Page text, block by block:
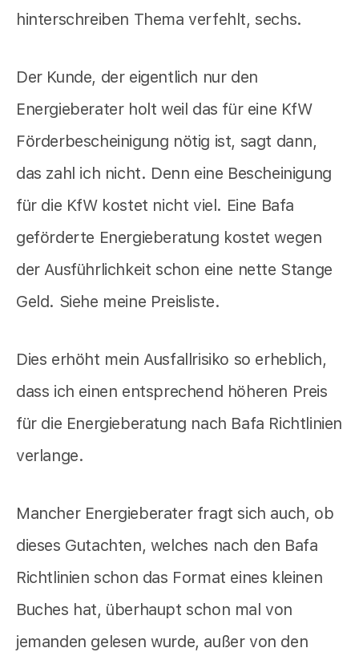
hinterschreiben Thema verfehlt, sechs.
Der Kunde, der eigentlich nur den
Energieberater holt weil das für eine KfW
Förderbescheinigung nötig ist, sagt dann,
das zahl ich nicht. Denn eine Bescheinigung
für die KfW kostet nicht viel. Eine Bafa
geförderte Energieberatung kostet wegen
der Ausführlichkeit schon eine nette Stange
Geld. Siehe meine Preisliste.
Dies erhöht mein Ausfallrisiko so erheblich,
dass ich einen entsprechend höheren Preis
für die Energieberatung nach Bafa Richtlinien
verlange.
Mancher Energieberater fragt sich auch, ob
dieses Gutachten, welches nach den Bafa
Richtlinien schon das Format eines kleinen
Buches hat, überhaupt schon mal von
jemanden gelesen wurde, außer von den